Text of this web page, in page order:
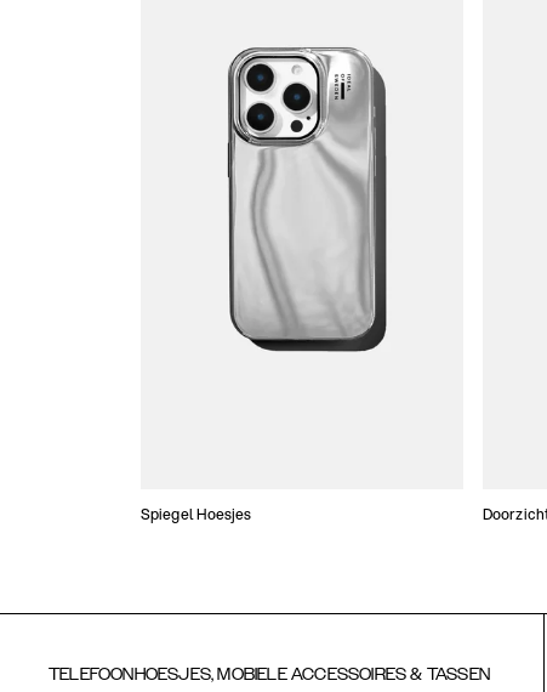
Spiegel Hoesjes
TELEFOONHOESJES, MOBIELE ACCESSOIRES & TASSEN